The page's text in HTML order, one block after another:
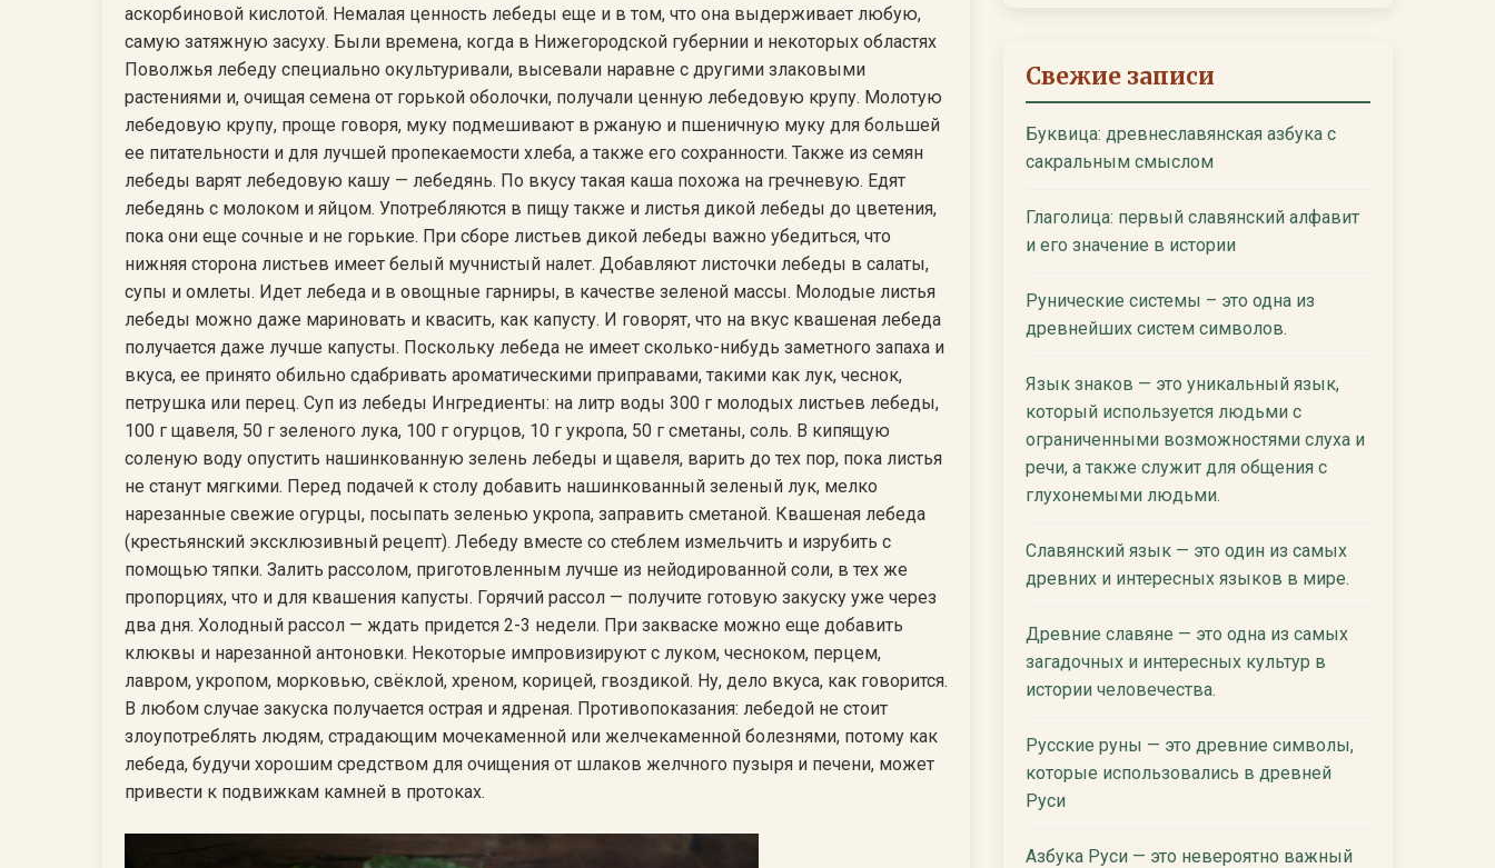
аскорбиновой кислотой. Немалая ценность лебеды еще и в том, что она выдерживает любую,
самую затяжную засуху. Были времена, когда в Нижегородской губернии и некоторых областях
Поволжья лебеду специально окультуривали, высевали наравне с другими злаковыми
растениями и, очищая семена от горькой оболочки, получали ценную лебедовую крупу. Молотую
лебедовую крупу, проще говоря, муку подмешивают в ржаную и пшеничную муку для большей
ее питательности и для лучшей пропекаемости хлеба, а также его сохранности. Также из семян
лебеды варят лебедовую кашу — лебедянь. По вкусу такая каша похожа на гречневую. Едят
лебедянь с молоком и яйцом. Употребляются в пищу также и листья дикой лебеды до цветения,
пока они еще сочные и не горькие. При сборе листьев дикой лебеды важно убедиться, что
нижняя сторона листьев имеет белый мучнистый налет. Добавляют листочки лебеды в салаты,
супы и омлеты. Идет лебеда и в овощные гарниры, в качестве зеленой массы. Молодые листья
лебеды можно даже мариновать и квасить, как капусту. И говорят, что на вкус квашеная лебеда
получается даже лучше капусты. Поскольку лебеда не имеет сколько-нибудь заметного запаха и
вкуса, ее принято обильно сдабривать ароматическими приправами, такими как лук, чеснок,
петрушка или перец. Суп из лебеды Ингредиенты: на литр воды 300 г молодых листьев лебеды,
100 г щавеля, 50 г зеленого лука, 100 г огурцов, 10 г укропа, 50 г сметаны, соль. В кипящую
соленую воду опустить нашинкованную зелень лебеды и щавеля, варить до тех пор, пока листья
не станут мягкими. Перед подачей к столу добавить нашинкованный зеленый лук, мелко
нарезанные свежие огурцы, посыпать зеленью укропа, заправить сметаной. Квашеная лебеда
(крестьянский эксклюзивный рецепт). Лебеду вместе со стеблем измельчить и изрубить с
помощью тяпки. Залить рассолом, приготовленным лучше из нейодированной соли, в тех же
пропорциях, что и для квашения капусты. Горячий рассол — получите готовую закуску уже через
два дня. Холодный рассол — ждать придется 2-3 недели. При закваске можно еще добавить
клюквы и нарезанной антоновки. Некоторые импровизируют с луком, чесноком, перцем,
лавром, укропом, морковью, свёклой, хреном, корицей, гвоздикой. Ну, дело вкуса, как говорится.
В любом случае закуска получается острая и ядреная. Противопоказания: лебедой не стоит
злоупотреблять людям, страдающим мочекаменной или желчекаменной болезнями, потому как
лебеда, будучи хорошим средством для очищения от шлаков желчного пузыря и печени, может
привести к подвижкам камней в протоках.
Свежие записи
Буквица: древнеславянская азбука с
сакральным смыслом
Глаголица: первый славянский алфавит
и его значение в истории
Рунические системы – это одна из
древнейших систем символов.
Язык знаков — это уникальный язык,
который используется людьми с
ограниченными возможностями слуха и
речи, а также служит для общения с
глухонемыми людьми.
Славянский язык — это один из самых
древних и интересных языков в мире.
Древние славяне — это одна из самых
загадочных и интересных культур в
истории человечества.
Русские руны — это древние символы,
которые использовались в древней
Руси
Азбука Руси — это невероятно важный